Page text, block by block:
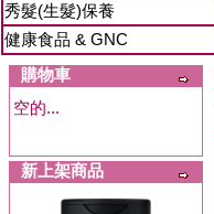
秀髮(生髮)保養
健康食品 & GNC
購物車
空的...
新上架商品